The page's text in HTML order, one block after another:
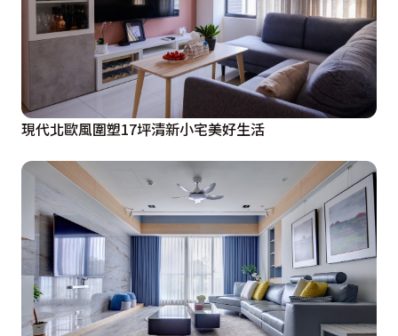
現代北歐風圍塑17坪清新小宅美好生活